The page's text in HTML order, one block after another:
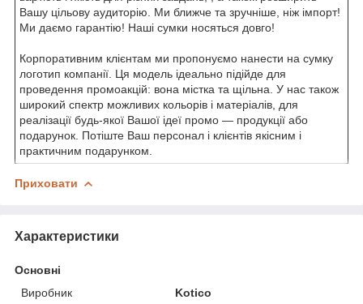
Вашу цільову аудиторію. Ми ближче та зручніше, ніж імпорт!
Ми даємо гарантію! Наші сумки носяться довго!
Корпоративним клієнтам ми пропонуємо нанести на сумку
логотип компанії. Ця модель ідеально підійде для
проведення промоакцій: вона містка та щільна. У нас також
широкий спектр можливих кольорів і матеріалів, для
реалізації будь-якої Вашої ідеї промо — продукції або
подарунок. Потіште Ваш персонал і клієнтів якісним і
практичним подарунком.
Приховати
Характеристики
Основні
Виробник
Kotico